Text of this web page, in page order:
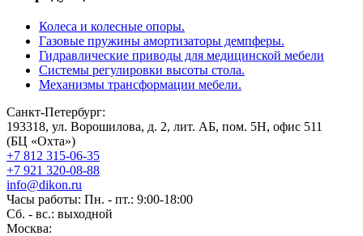
Колеса и колесные опоры.
Газовые пружины амортизаторы демпферы.
Гидравлические приводы для медицинской мебели
Системы регулировки высоты стола.
Механизмы трансформации мебели.
Санкт-Петербург:
193318, ул. Ворошилова, д. 2, лит. АБ, пом. 5Н, офис 511
(БЦ «Охта»)
+7 812 315-06-35
+7 921 320-08-88
info@dikon.ru
Часы работы: Пн. - пт.: 9:00-18:00
Сб. - вс.: выходной
Москва: